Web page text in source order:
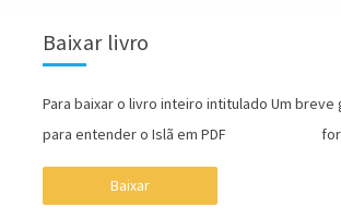
Baixar livro
Para baixar o livro inteiro intitulado Um breve
para entender o Islã em PDF
Baixar